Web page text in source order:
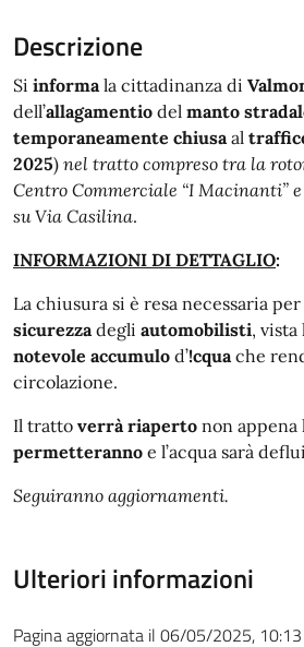
Descrizione
Si informa la cittadinanza di
dell’allagamentio del manto
temporaneamente chiusa al
2025) nel tratto compreso tra la
Centro Commerciale “I Macinanti”
su Via Casilina.
INFORMAZIONI DI DETTAGLIO:
La chiusura si è resa necessaria per
sicurezza degli automobilisti, vista
notevole accumulo d’!cqua che
circolazione.
Il tratto verrà riaperto non appena
permetteranno e l’acqua sarà
Seguiranno aggiornamenti.
Ulteriori informazioni
Pagina aggiornata il 06/05/2025, 10:13